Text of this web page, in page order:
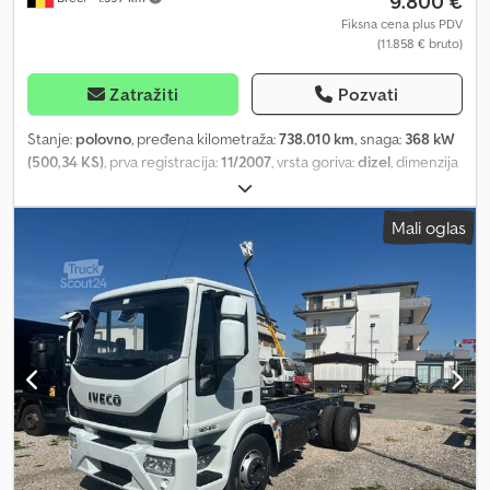
Fiksna cena plus PDV
(11.858 € bruto)
Zatražiti Pozvati
Stanje: polovno, pređena kilometraža:738.010 km, snaga: 368 kW
(500,34 KS) , prva registracija:11/2007 , vrsta goriva:dizel , dimenzija
, stanje pneumatika:
konfiguracija osovina:4x2, međuosovinsko rastojanje:3.700 mm,
poluautomatski , broj
, emisioni razred:
ukupna dužina:
5.800 mm, ukupna visina:
, Godina
proizvodnje:2007 , Oprema:klima uređaj, retarder, spojler, =
Dodatne opcije i oprema = - Digitalni tahograf - Radio/CD plejer -
Suncobranska klapna = Napomene = Lowdeck Euro 5 = Dodatne
informacije = Profil guma: 25% Vešanje: Vazdušno vešanje Prednja
osovina: Dimenzija guma: 385/55R22.5; Upravljana Dimenzija zadnjih
guma: 315/70R22.5 Zapremina motora: 15.607 cc Prazna masa: 7.790
kg Nosivost: 11.210 kg Dozvoljena ukupna masa vozila: 19.000 kg
Visina sedla (fifth wheel): 1,2 m = Informacije o firmi = Molimo uvek
navedite lager broj prilikom upita (8 cifara) Kod SMZ Smeets &
Mali oglas